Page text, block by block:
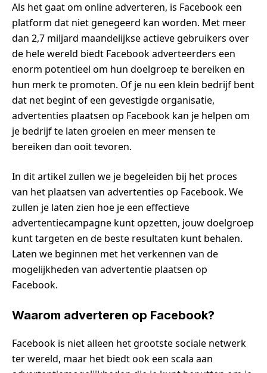
Als het gaat om online adverteren, is Facebook een
platform dat niet genegeerd kan worden. Met meer
dan 2,7 miljard maandelijkse actieve gebruikers over
de hele wereld biedt Facebook adverteerders een
enorm potentieel om hun doelgroep te bereiken en
hun merk te promoten. Of je nu een klein bedrijf bent
dat net begint of een gevestigde organisatie,
advertenties plaatsen op Facebook kan je helpen om
je bedrijf te laten groeien en meer mensen te
bereiken dan ooit tevoren.
In dit artikel zullen we je begeleiden bij het proces
van het plaatsen van advertenties op Facebook. We
zullen je laten zien hoe je een effectieve
advertentiecampagne kunt opzetten, jouw doelgroep
kunt targeten en de beste resultaten kunt behalen.
Laten we beginnen met het verkennen van de
mogelijkheden van advertentie plaatsen op
Facebook.
Waarom adverteren op Facebook?
Facebook is niet alleen het grootste sociale netwerk
ter wereld, maar het biedt ook een scala aan